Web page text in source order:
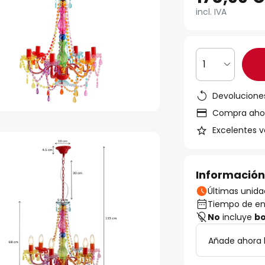
incl. IVA
1
Compra
Excelentes
Últimas
Tiempo de
No incluye
Añade ahora